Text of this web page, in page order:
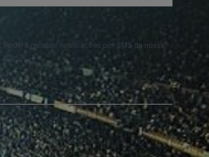
. Poderá receber notificações por SMS da nossa